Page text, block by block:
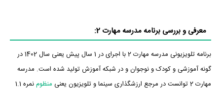
معرفی و بررسی برنامه مدرسه مهارت 2:
برنامه تلویزیونی مدرسه مهارت 2 با اجرای در 1 سال پیش یعنی سال 1402 در
گونه آموزشی و کودک و نوجوان و در شبکه آموزش تولید شده است. مدرسه
مهارت 2 توانست در مرجع ارزشگذاری سینما و تلویزیون یعنی
منظوم
نمره 1.1